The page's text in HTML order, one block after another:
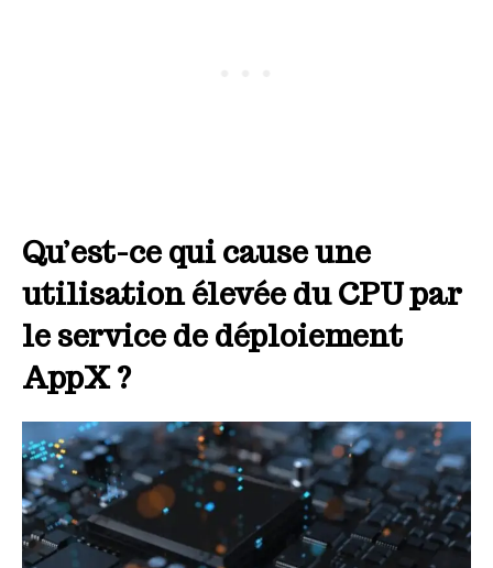
Qu’est-ce qui cause une
utilisation élevée du CPU par
le service de déploiement
AppX ?